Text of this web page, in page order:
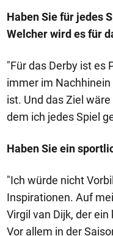
Haben Sie für jedes
Welcher wird es für
"Für das Derby ist es
immer im
ist. Und das Ziel
dem ich jedes Spiel
Haben Sie ein
"Ich würde nicht
Inspirationen. Auf
Virgil van Dijk, der
Vor allem in der